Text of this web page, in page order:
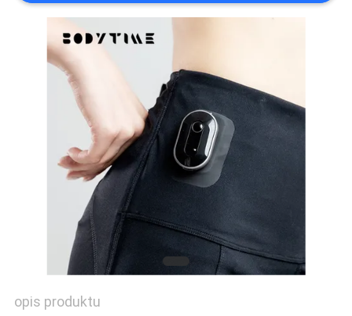
POPROSIĆ
WYCENĘ
SITEMAP
PRIVACY
opis produktu